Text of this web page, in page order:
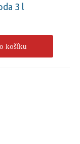
3 l
košíku